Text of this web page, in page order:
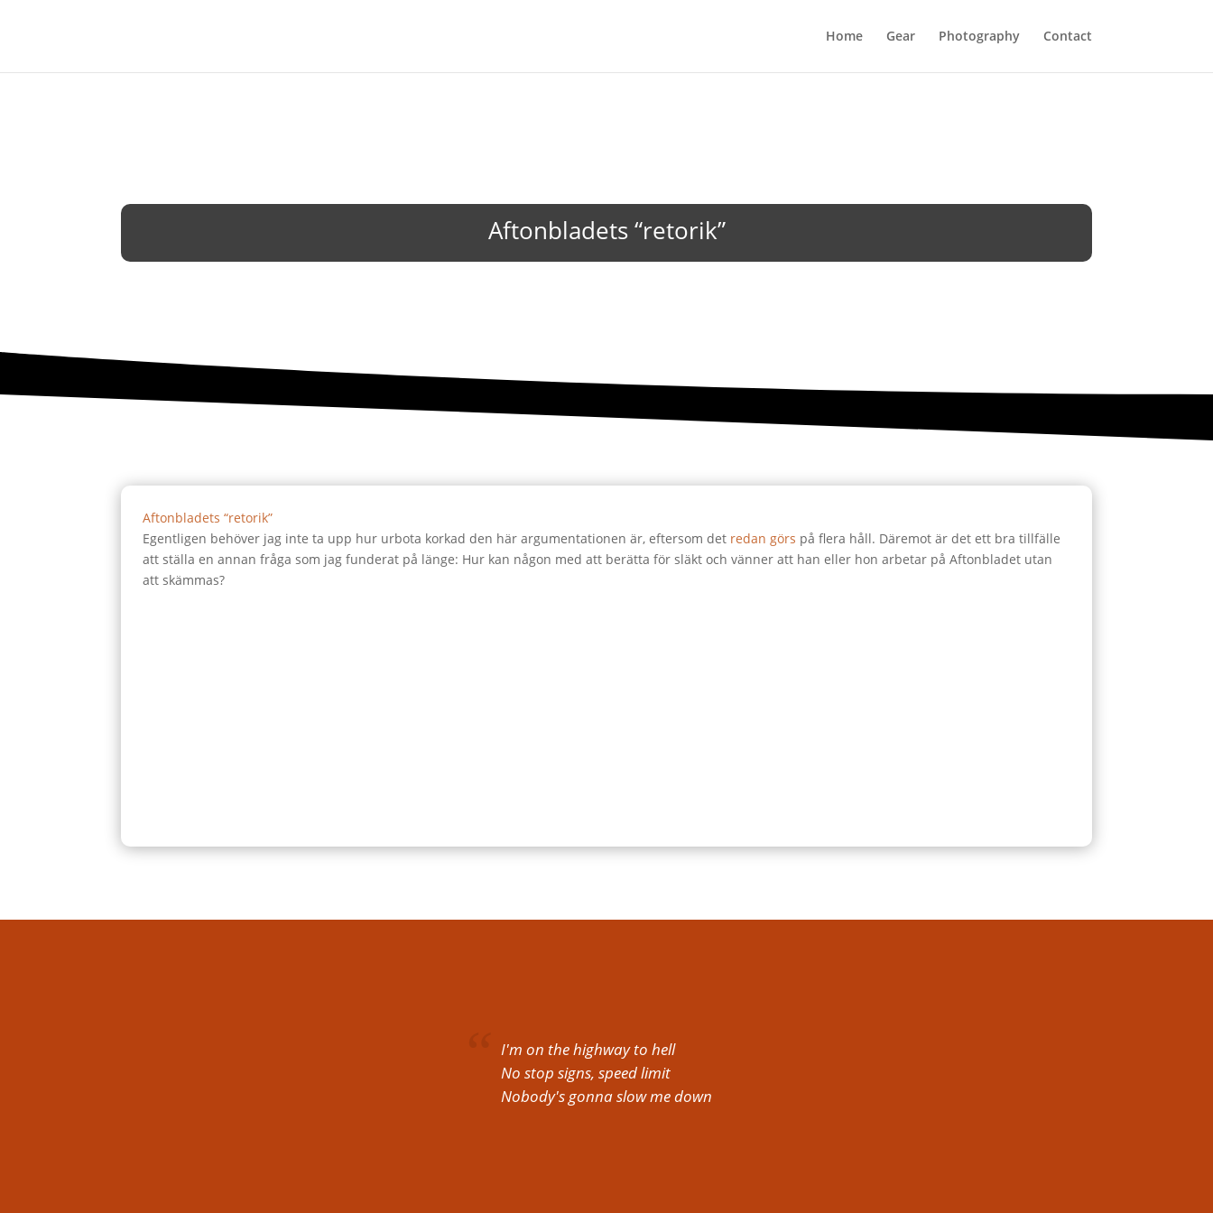
Home Gear Photography Contact
Aftonbladets “retorik”
Aftonbladets “retorik”
Egentligen behöver jag inte ta upp hur urbota korkad den här argumentationen är, eftersom det redan görs på flera håll. Däremot är det ett bra tillfälle
att ställa en annan fråga som jag funderat på länge: Hur kan någon med att berätta för släkt och vänner att han eller hon arbetar på Aftonbladet utan
att skämmas?
I'm on the highway to hell
No stop signs, speed limit
Nobody's gonna slow me down